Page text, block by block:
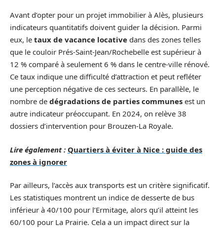
Avant d’opter pour un projet immobilier à Alès, plusieurs
indicateurs quantitatifs doivent guider la décision. Parmi
eux, le taux de vacance locative dans des zones telles
que le couloir Prés-Saint-Jean/Rochebelle est supérieur à
12 % comparé à seulement 6 % dans le centre-ville rénové.
Ce taux indique une difficulté d’attraction et peut refléter
une perception négative de ces secteurs. En parallèle, le
nombre de dégradations de parties communes est un
autre indicateur préoccupant. En 2024, on relève 38
dossiers d’intervention pour Brouzen-La Royale.
Lire également : Quartiers à éviter à Nice : guide des
zones à ignorer
Par ailleurs, l’accès aux transports est un critère significatif.
Les statistiques montrent un indice de desserte de bus
inférieur à 40/100 pour l’Ermitage, alors qu’il atteint les
60/100 pour La Prairie. Cela a un impact direct sur la